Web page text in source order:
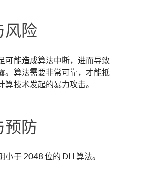
风险
可能造成算法中断，进而导致
。算法需要非常可靠，才能抵
算技术发起的暴力攻击。
预防
小于 2048 位的 DH 算法。